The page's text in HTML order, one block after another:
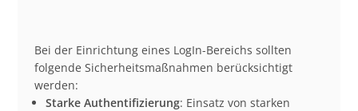
Bei der Einrichtung eines LogIn-Bereichs sollten
folgende Sicherheitsmaßnahmen berücksichtigt
werden:
Starke Authentifizierung: Einsatz von starken